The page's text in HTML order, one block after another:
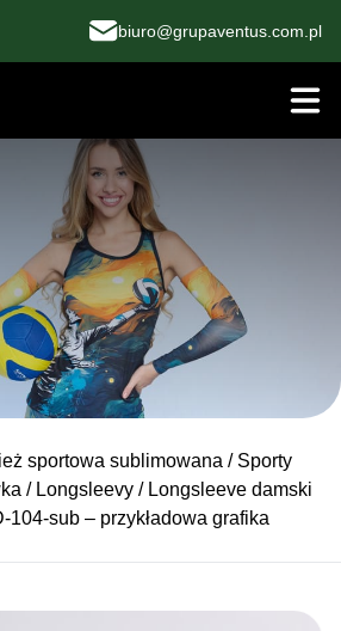
biuro@grupaventus.com.pl
sportowa sublimowana / Sporty
/ Longsleevy / Longsleeve damski
sub – przykładowa grafika